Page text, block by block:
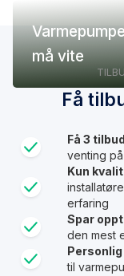
må vite
Få
Få 3
venting
Kun
erfaring
Spar
den mest
til